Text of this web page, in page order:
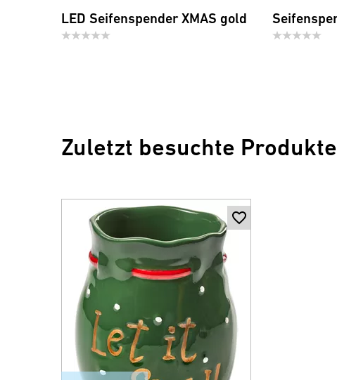
LED Seifenspender XMAS gold
Zuletzt besuchte Produkte